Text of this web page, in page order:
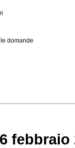
domande
febbraio